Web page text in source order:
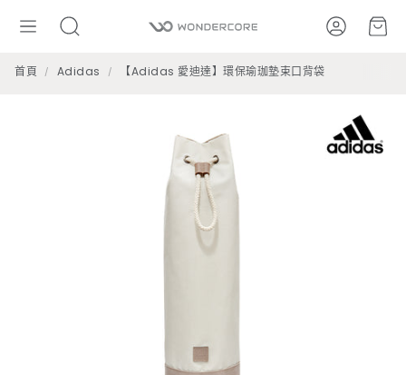
搜
帳號 購
首頁 Adidas 【Adidas 愛迪達】環保瑜珈墊束口背袋